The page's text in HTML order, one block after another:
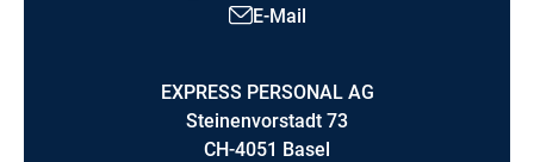
E-Mail
EXPRESS PERSONAL AG
Steinenvorstadt 73
CH-4051 Basel